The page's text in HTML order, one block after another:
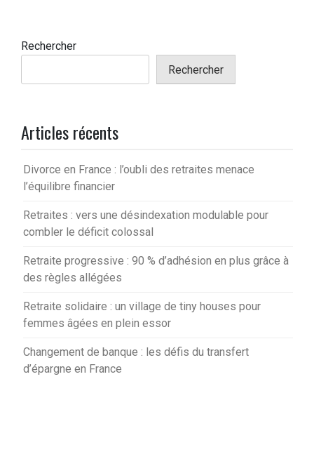
Rechercher
Rechercher
Articles récents
Divorce en France : l’oubli des retraites menace
l’équilibre financier
Retraites : vers une désindexation modulable pour
combler le déficit colossal
Retraite progressive : 90 % d’adhésion en plus grâce à
des règles allégées
Retraite solidaire : un village de tiny houses pour
femmes âgées en plein essor
Changement de banque : les défis du transfert
d’épargne en France